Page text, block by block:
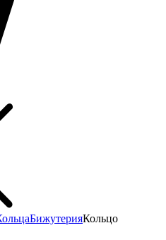
БижутерияКольцо